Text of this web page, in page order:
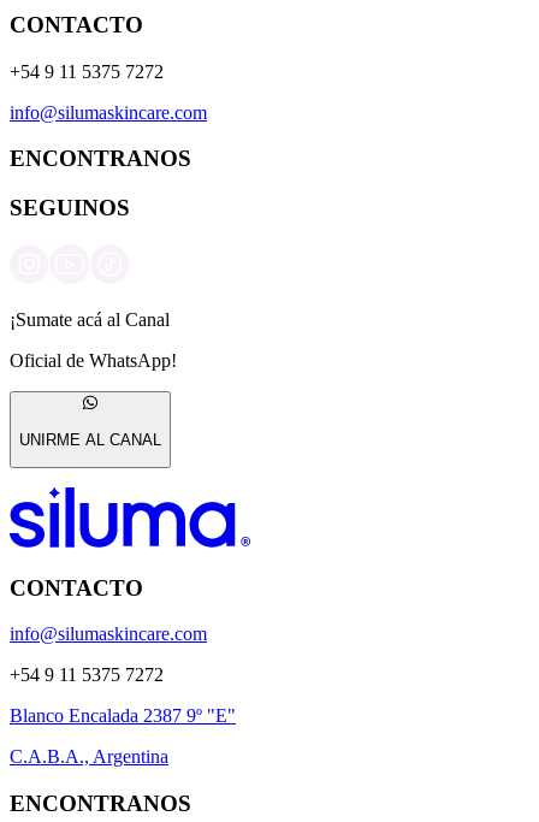
CONTACTO
+54 9 11 5375 7272
info@silumaskincare.com
ENCONTRANOS
SEGUINOS
¡Sumate acá al Canal
Oficial de WhatsApp!
UNIRME AL CANAL
CONTACTO
info@silumaskincare.com
+54 9 11 5375 7272
Blanco Encalada 2387 9º "E"
C.A.B.A., Argentina
ENCONTRANOS